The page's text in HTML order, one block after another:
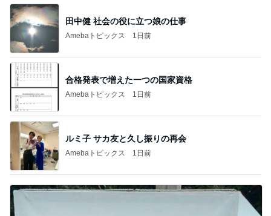
田中健 社会の役に立つ娘の仕事
Amebaトピックス 1日前
合格発表で増えた一つの国家資格
Amebaトピックス 1日前
ルミ子 サカ友と久し振りの再会
Amebaトピックス 1日前